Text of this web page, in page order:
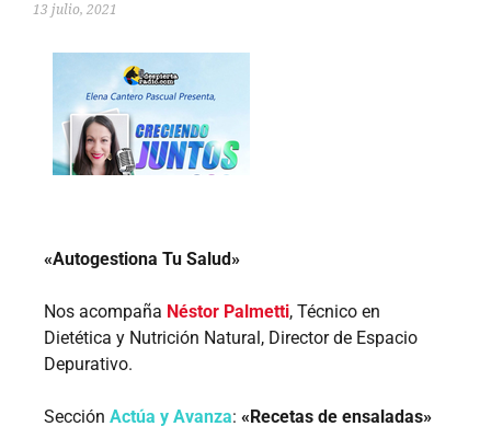
13 julio, 2021
«Autogestiona Tu Salud»
Nos acompaña Néstor Palmetti, Técnico en
Dietética y Nutrición Natural, Director de Espacio
Depurativo.
SecciónActúa y Avanza:«Recetas de ensaladas»